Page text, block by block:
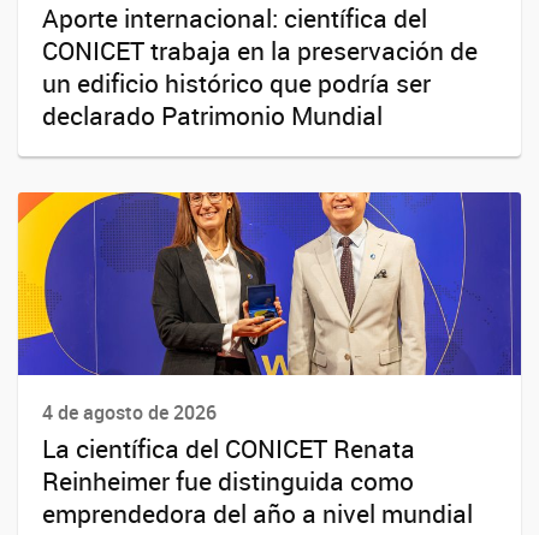
Aporte internacional: científica del
CONICET trabaja en la preservación de
un edificio histórico que podría ser
declarado Patrimonio Mundial
4 de agosto de 2026
La científica del CONICET Renata
Reinheimer fue distinguida como
emprendedora del año a nivel mundial